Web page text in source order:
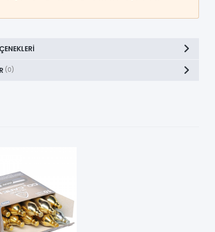
(0)